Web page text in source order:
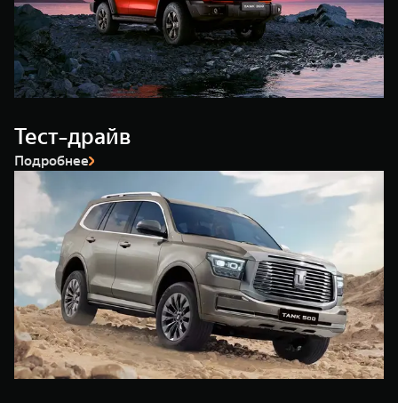
WEY 80
Масштаб возможностей
от 6 449 000 ₽
WEY 80 Лаундж
Масштаб возможностей
от 8 099 000 ₽
Тест-драйв
Подробнее